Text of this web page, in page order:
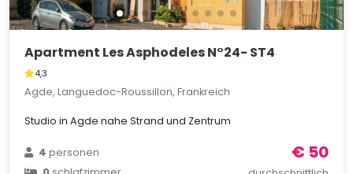
Apartment Les Asphodeles N°24- ST4
4,3
Agde, Languedoc-Roussillon, Frankreich
Studio in Agde nahe Strand und Zentrum
4personen
€ 50